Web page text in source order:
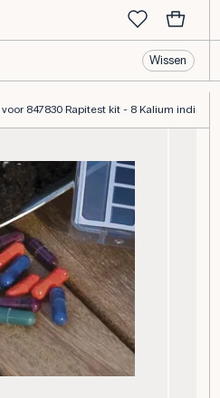
Wissen
847830 Rapitest kit - 8 Kalium